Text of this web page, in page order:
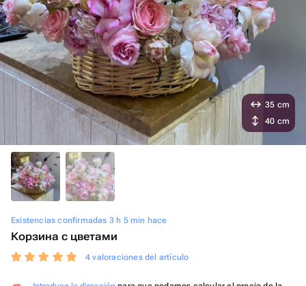
Existencias confirmadas 3 h 5 min hace
Корзина с цветами
4 valoraciones del artículo
35 cm
40 cm